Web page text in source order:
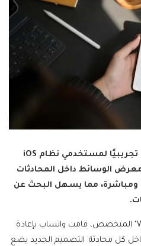
أطلقت منصة واتساب تحديثًا تجريبيًا لمستخدمي نظام iOS
الوسائط داخل المحادثات
ومباشرة، مما يسهل البحث عن
ووفقاً لما نقله موقع "WABetaInfo" المتخصص، قامت واتساب بإعادة
كل محادثة. التصميم الجديد يضع